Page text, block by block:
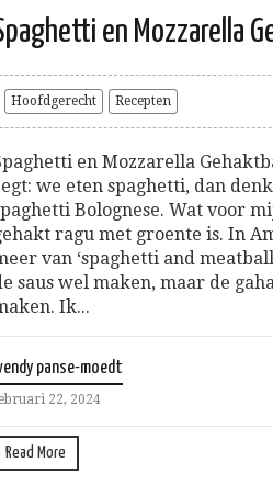
en Mozzarella
Hoofdgerecht Recepten
en Mozzarella
we eten spaghetti, dan
Bolognese. Wat voor
ragu met groente is. In
van ‘spaghetti and
saus wel maken, maar de
Ik...
panse-moedt
22, 2024
Read More